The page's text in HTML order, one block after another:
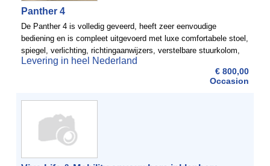
Panther 4
De Panther 4 is volledig geveerd, heeft zeer eenvoudige
bediening en is compleet uitgevoerd met luxe comfortabele stoel,
spiegel, verlichting, richtingaanwijzers, verstelbare stuurkolom,
boodschappenmand etc. Door zijn korte draaicirkel is ...
Levering in heel Nederland
€ 800,00
Occasion